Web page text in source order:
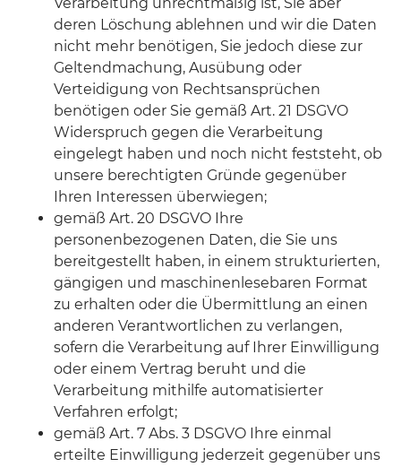
deren Löschung ablehnen und wir die Daten
nicht mehr benötigen, Sie jedoch diese zur
Geltendmachung, Ausübung oder
Verteidigung von Rechtsansprüchen
benötigen oder Sie gemäß Art. 21 DSGVO
Widerspruch gegen die Verarbeitung
eingelegt haben und noch nicht feststeht, ob
unsere berechtigten Gründe gegenüber
Ihren Interessen überwiegen;
gemäß Art. 20 DSGVO Ihre
personenbezogenen Daten, die Sie uns
bereitgestellt haben, in einem strukturierten,
gängigen und maschinenlesebaren Format
zu erhalten oder die Übermittlung an einen
anderen Verantwortlichen zu verlangen,
sofern die Verarbeitung auf Ihrer Einwilligung
oder einem Vertrag beruht und die
Verarbeitung mithilfe automatisierter
Verfahren erfolgt;
gemäß Art. 7 Abs. 3 DSGVO Ihre einmal
erteilte Einwilligung jederzeit gegenüber uns